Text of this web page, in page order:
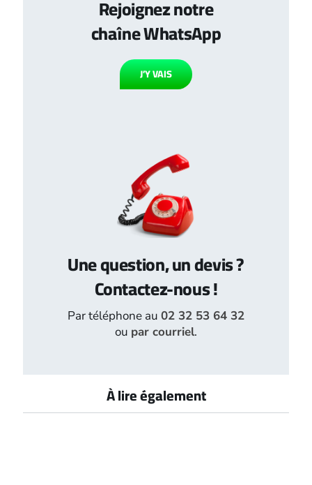
Rejoignez notre
chaîne WhatsApp
J’Y VAIS
Une question, un devis ?
Contactez-nous !
Par téléphone au 02 32 53 64 32
ou par courriel.
À lire également